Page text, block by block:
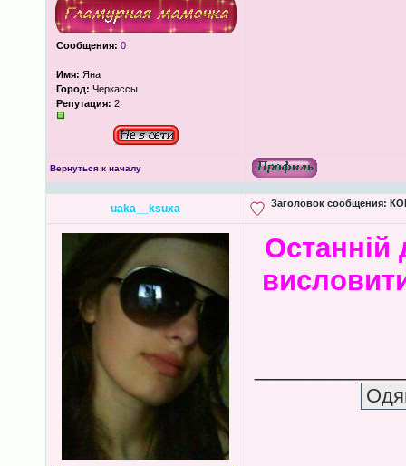
Сообщения: 0
Имя: Яна
Город: Черкассы
Репутация: 2
Вернуться к началу
uaka__ksuxa Заголовок сообщения: